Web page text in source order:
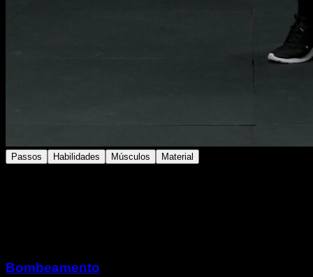
Passos Habilidades Músculos Material
Bombeamento